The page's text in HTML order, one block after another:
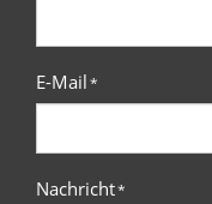
E-Mail*
Nachricht*